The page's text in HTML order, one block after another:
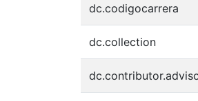
dc.codigocarrera
dc.collection